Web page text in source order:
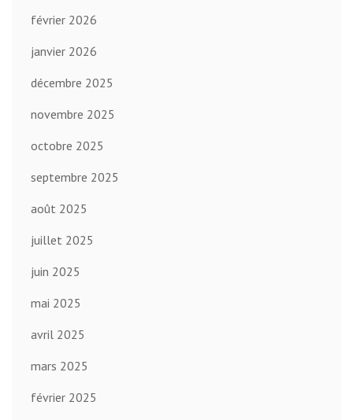
février 2026
janvier 2026
décembre 2025
novembre 2025
octobre 2025
septembre 2025
août 2025
juillet 2025
juin 2025
mai 2025
avril 2025
mars 2025
février 2025